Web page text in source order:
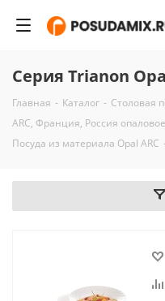
Серия Trianon
Главная - Каталог - Столовая
ARC, Франция, Россия
Посуда из материала Opal ARC -